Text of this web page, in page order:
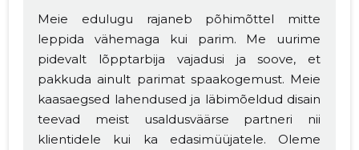
Meie edulugu rajaneb põhimõttel mitte
leppida vähemaga kui parim. Me uurime
pidevalt lõpptarbija vajadusi ja soove, et
pakkuda ainult parimat spaakogemust. Meie
kaasaegsed lahendused ja läbimõeldud disain
teevad meist usaldusväärse partneri nii
klientidele kui ka edasimüüjatele. Oleme